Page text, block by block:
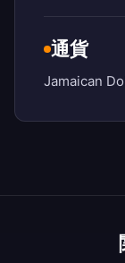
通貨
Jamaican